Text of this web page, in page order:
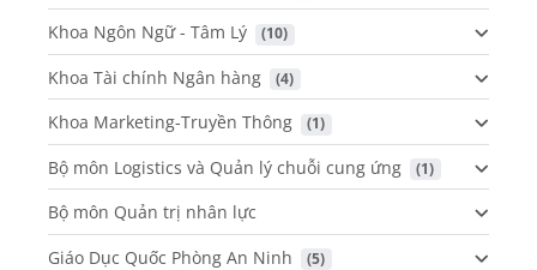
Khoa Ngôn Ngữ - Tâm Lý (10)
Khoa Tài chính Ngân hàng (4)
Khoa Marketing-Truyền Thông (1)
Bộ môn Logistics và Quản lý chuỗi cung ứng (1)
Bộ môn Quản trị nhân lực
Giáo Dục Quốc Phòng An Ninh
(5)